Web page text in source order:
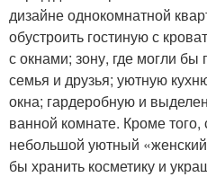
дизайне однокомнатной
обустроить гостиную с
с окнами; зону, где могли бы
семья и друзья; уютную
окна; гардеробную и
ванной комнате. Кроме
небольшой уютный
бы хранить косметику и